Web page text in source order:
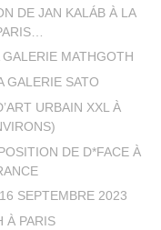
DE JAN KALÁB À LA
MATHGOTH
GALERIE SATO
URBAIN XXL À
DE D*FACE À
SEPTEMBRE 2023
À PARIS